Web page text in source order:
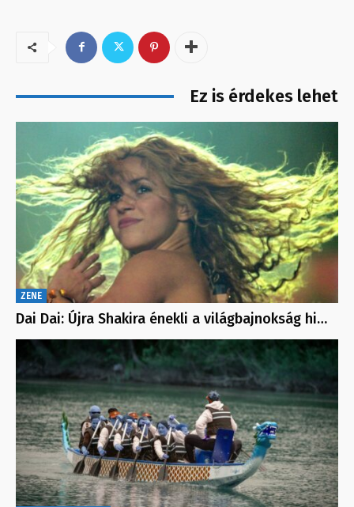
Ez is érdekes lehet
ZENE
Dai Dai: Újra Shakira énekli a világbajnokság hi…